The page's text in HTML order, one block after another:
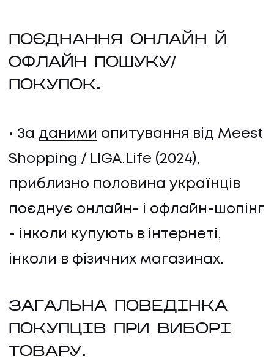
ПОЄДНАННЯ ОНЛАЙН Й
ОФЛАЙН ПОШУКУ/
ПОКУПОК.
За даними опитування від Meest
Shopping / LIGA.Life (2024),
приблизно половина українців
поєднує онлайн- і офлайн-шопінг
- інколи купують в інтернеті,
інколи в фізичних магазинах.
ЗАГАЛЬНА ПОВЕДІНКА
ПОКУПЦІВ ПРИ ВИБОРІ
ТОВАРУ.